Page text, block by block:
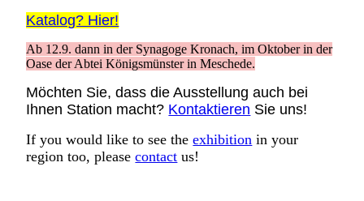
Katalog? Hier!
Ab 12.9. dann in der Synagoge Kronach, im Oktober in der
Oase der Abtei Königsmünster in Meschede.
Möchten Sie, dass die Ausstellung auch bei
Ihnen Station macht? Kontaktieren Sie uns!
If you would like to see theexhibition in your
region too, pleasecontact us!